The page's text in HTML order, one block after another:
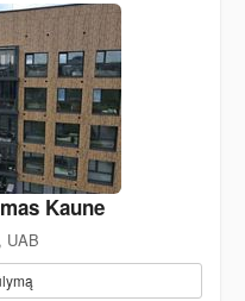
Kaune
UAB